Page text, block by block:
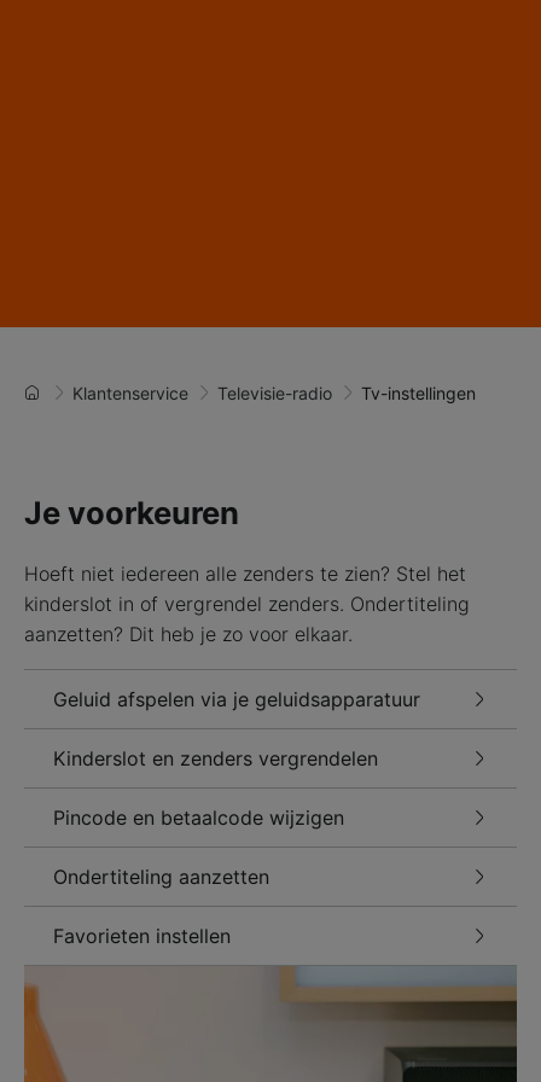
Klantenservice Televisie-radio Tv-instellingen
Je voorkeuren
Hoeft niet iedereen alle zenders te zien? Stel het
kinderslot in of vergrendel zenders. Ondertiteling
aanzetten? Dit heb je zo voor elkaar.
Geluid afspelen via je geluidsapparatuur
Kinderslot en zenders vergrendelen
Pincode en betaalcode wijzigen
Ondertiteling aanzetten
Favorieten instellen